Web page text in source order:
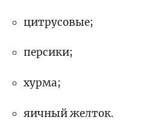
цитрусовые;
персики;
хурма;
яичный желток.